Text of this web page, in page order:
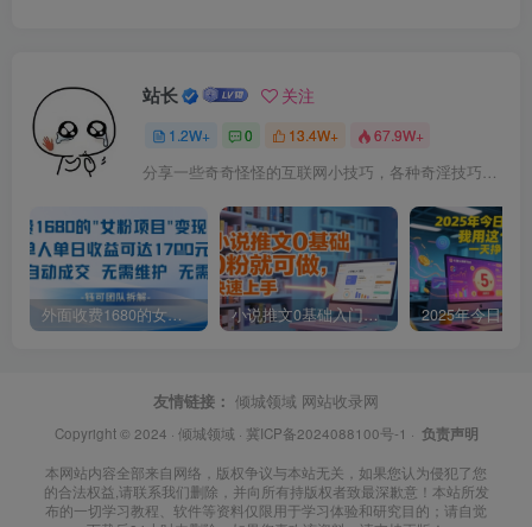
站长 关注
1.2W+ 0 13.4W+ 67.9W+
分享一些奇奇怪怪的互联网小技巧，各种奇淫技巧都在本站。
外面收费1680的女粉项目变现，单人单日收益可达1.7k，全自动成交无需维护 小说推文0基础入门教程，0粉就可做，快速上手
友情链接： 倾城领域 网站收录网
Copyright © 2024 · 倾城领域 · 冀ICP备2024088100号-1 · 负责声明
本网站内容全部来自网络，版权争议与本站无关，如果您认为侵犯了您
的合法权益,请联系我们删除，并向所有持版权者致最深歉意！本站所发
布的一切学习教程、软件等资料仅限用于学习体验和研究目的；请自觉